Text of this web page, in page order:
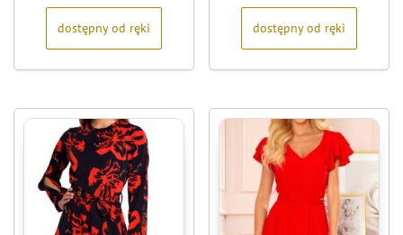
dostępny od ręki dostępny od ręki